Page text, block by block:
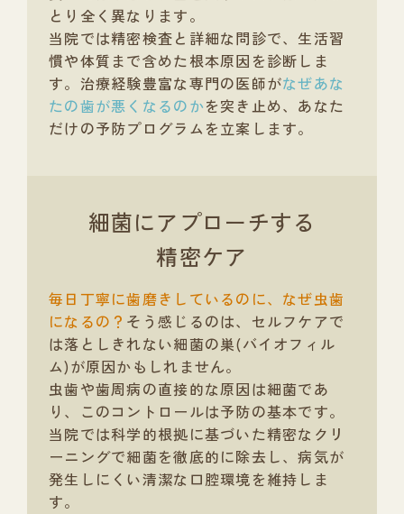
とり全く異なります。
当院では精密検査と詳細な問診で、生活習
慣や体質まで含めた根本原因を診断しま
す。治療経験豊富な専門の医師がなぜあな
たの歯が悪くなるのかを突き止め、あなた
だけの予防プログラムを立案します。
細菌にアプローチする
精密ケア
毎日丁寧に歯磨きしているのに、なぜ虫歯
になるの？ そう感じるのは、セルフケアで
は落としきれない細菌の巣(バイオフィル
ム)が原因かもしれません。
虫歯や歯周病の直接的な原因は細菌であ
り、このコントロールは予防の基本です。
当院では科学的根拠に基づいた精密なクリ
ーニングで細菌を徹底的に除去し、病気が
発生しにくい清潔な口腔環境を維持しま
す。